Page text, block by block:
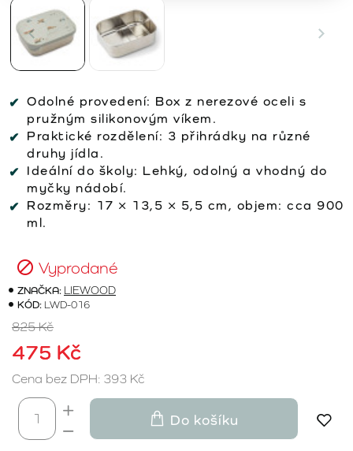
Odolné provedení: Box z nerezové oceli s
pružným silikonovým víkem.
Praktické rozdělení: 3 přihrádky na různé
druhy jídla.
Ideální do školy: Lehký, odolný a vhodný do
myčky nádobí.
Rozměry: 17 × 13,5 × 5,5 cm, objem: cca 900
ml.
Vyprodané
ZNAČKA: LIEWOOD
KÓD: LWD-016
475 Kč
825 Kč
Cena bez DPH: 393 Kč
Do košíku